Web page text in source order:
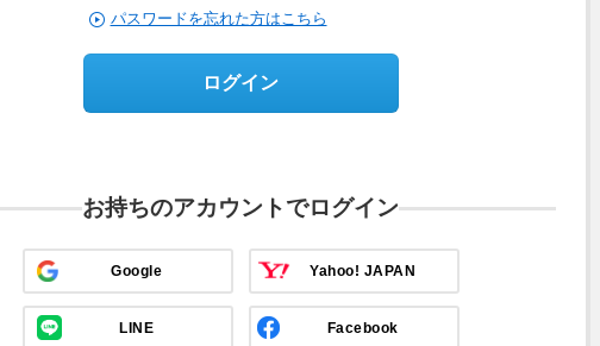
パスワードを忘れた方はこちら
ログイン
お持ちのアカウントでログイン
Google Yahoo! JAPAN
LINE Facebook